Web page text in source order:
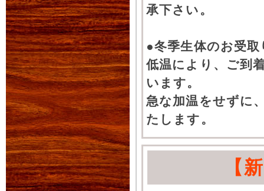
承下さい。
●冬季生体のお受
低温により、ご到
います。
急な加温をせずに
たします。
【